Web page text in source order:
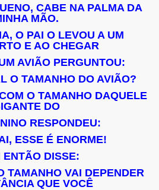
CABE NA PALMA DA
MÃO.
O PAI O LEVOU A UM
E AO CHEGAR
AVIÃO PERGUNTOU:
O TAMANHO DO AVIÃO?
O TAMANHO DAQUELE
DO
RESPONDEU:
ESSE É ENORME!
ENTÃO DISSE:
TAMANHO VAI DEPENDER
QUE VOCÊ